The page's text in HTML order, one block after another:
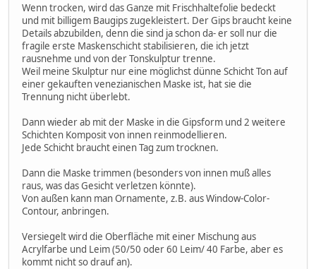
Wenn trocken, wird das Ganze mit Frischhaltefolie bedeckt
und mit billigem Baugips zugekleistert. Der Gips braucht keine
Details abzubilden, denn die sind ja schon da- er soll nur die
fragile erste Maskenschicht stabilisieren, die ich jetzt
rausnehme und von der Tonskulptur trenne.
Weil meine Skulptur nur eine möglichst dünne Schicht Ton auf
einer gekauften venezianischen Maske ist, hat sie die
Trennung nicht überlebt.
Dann wieder ab mit der Maske in die Gipsform und 2 weitere
Schichten Komposit von innen reinmodellieren.
Jede Schicht braucht einen Tag zum trocknen.
Dann die Maske trimmen (besonders von innen muß alles
raus, was das Gesicht verletzen könnte).
Von außen kann man Ornamente, z.B. aus Window-Color-
Contour, anbringen.
Versiegelt wird die Oberfläche mit einer Mischung aus
Acrylfarbe und Leim (50/50 oder 60 Leim/ 40 Farbe, aber es
kommt nicht so drauf an).